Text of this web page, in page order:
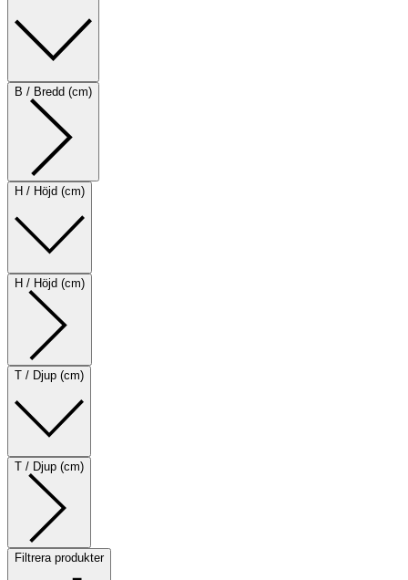
B / Bredd (cm)
H / Höjd (cm)
H / Höjd (cm)
T / Djup (cm)
T / Djup (cm)
Filtrera produkter